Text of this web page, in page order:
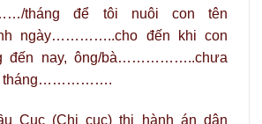
tháng để tôi nuôi con tên
đến khi con
đến nay, ông/bà……………..chưa
tháng…………….
Cục (Chi cục) thi hành án dân